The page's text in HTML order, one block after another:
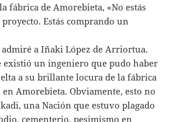
fábrica de Amorebieta, «No estás
Estás comprando un
admiré a Iñaki López de Arriortua.
existió un ingeniero que pudo haber
a su brillante locura de la fábrica
Amorebieta. Obviamente, esto no
una Nación que estuvo plagado
cementerio, pesimismo en